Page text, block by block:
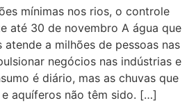
mínimas nos rios, o controle
até 30 de novembro A água que
a milhões de pessoas nas
negócios nas indústrias e
é diário, mas as chuvas que
aquíferos não têm sido. […]